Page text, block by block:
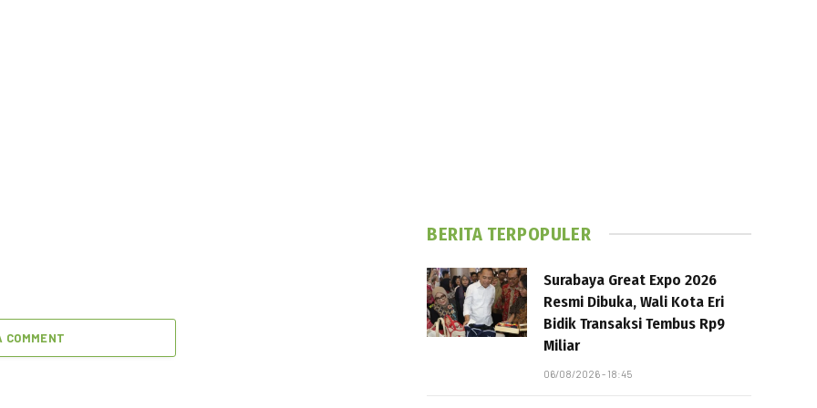
COMMENT
BERITA TERPOPULER
Surabaya Great Expo 2026
Resmi Dibuka, Wali Kota Eri
Bidik Transaksi Tembus Rp9
Miliar
06/08/2026 - 18:45